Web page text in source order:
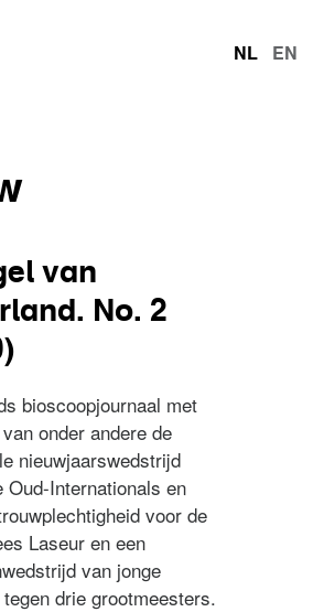
de inhoud gaan
talen
NL EN
van
No. 2
bioscoopjournaal met
onder andere de
nieuwjaarswedstrijd
Oud-Internationals en
voor de
Laseur en een
van jonge
drie grootmeesters.